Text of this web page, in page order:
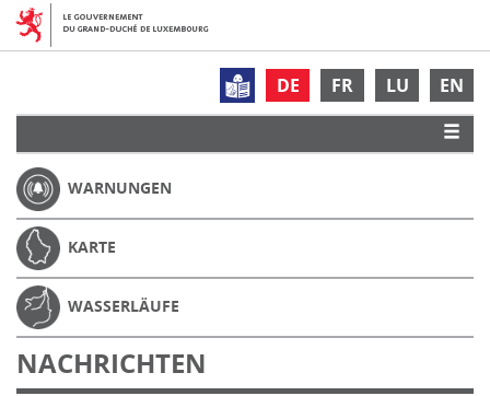
DE FR LU EN
WARNUNGEN
KARTE
WASSERLÄUFE
NACHRICHTEN